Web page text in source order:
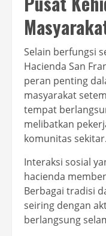
Selain berfungsi
Hacienda San
peran penting
masyarakat
tempat
melibatkan
komunitas sekitar.
Interaksi sosial
hacienda
Berbagai tradisi
seiring dengan
berlangsung